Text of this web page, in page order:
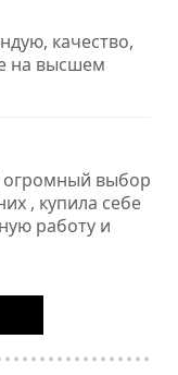
качество,
на высшем
огромный выбор
, купила себе
работу и